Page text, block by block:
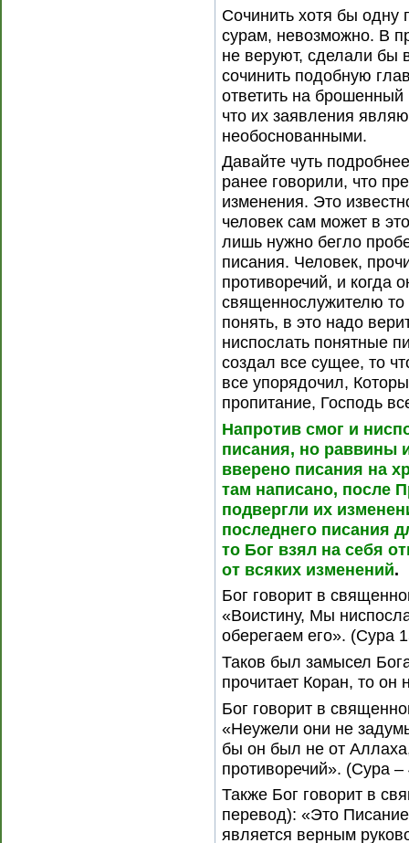
Сочинить хотя бы одну
сурам, невозможно. В
не веруют, сделали бы
сочинить подобную
ответить на брошенный
что их заявления
необоснованными.
Давайте чуть
ранее говорили, что
изменения. Это
человек сам может в
лишь нужно бегло
писания. Человек,
противоречий, и когда
священнослужителю то
понять, в это надо
ниспослать понятные
создал все сущее, то
все упорядочил,
пропитание, Господь
Напротив смог и
писания, но раввины
вверено писания на
там написано, после
подвергли их
последнего писания
то Бог взял на себя
от всяких изменений.
Бог говорит в
«Воистину, Мы
оберегаем его». (Сура
Таков был замысел
прочитает Коран, то он
Бог говорит в
«Неужели они не
бы он был не от
противоречий». (Сура
Также Бог говорит в
перевод): «Это
является верным